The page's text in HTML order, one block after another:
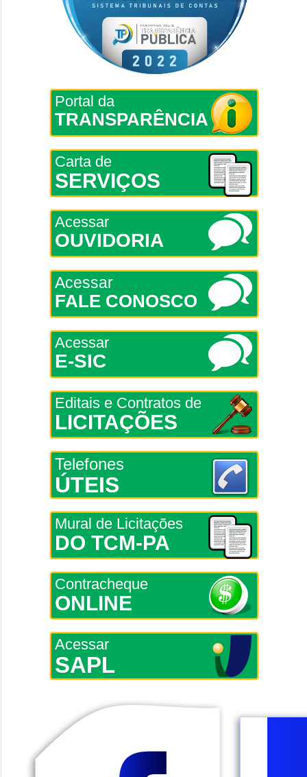
Portal da
TRANSPARÊNCIA
Carta de
SERVIÇOS
Acessar
OUVIDORIA
Acessar
FALE CONOSCO
Acessar
E-SIC
Editais e Contratos de
LICITAÇÕES
Telefones
ÚTEIS
Mural de Licitações
DO TCM-PA
Contracheque
ONLINE
Acessar
SAPL